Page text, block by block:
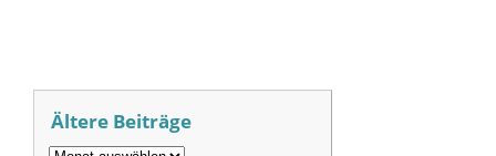
Ältere Beiträge